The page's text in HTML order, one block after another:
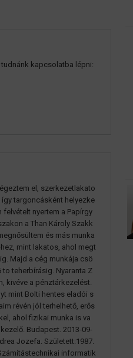
kapcsolatba lépni:
el, szerkezetlakato
targoncásként helyezke
felvételt nyertem a Papírgy
a Than Károly Szakk
és más munka
mint lakatos, ahol megt
Majd a cég munkája csö
teherbírásig. Nyaranta Z
kivéve a pénztárkezelést.
mint Bolti hentes eladói s
révén jól terhelhető, erős
ahol fizikai munka is va
Budapest. 2013-09-
Jozefa. Született:1987.
informatik